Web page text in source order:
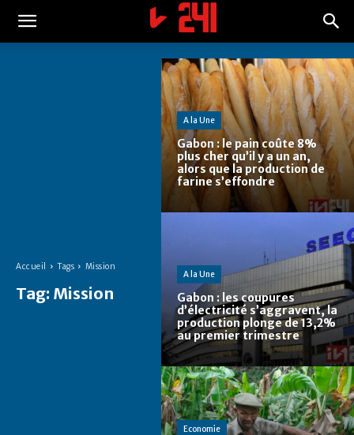
Accueil Tags Mission
Tag: Mission
A la Une
Gabon : le pain coûte 8%
plus cher qu’il y a un an,
alors que la production de
farine s’effondre
A la Une
Gabon : les coupures
d’électricité s’aggravent, la
production plonge de 13,2%
au premier trimestre
Economie